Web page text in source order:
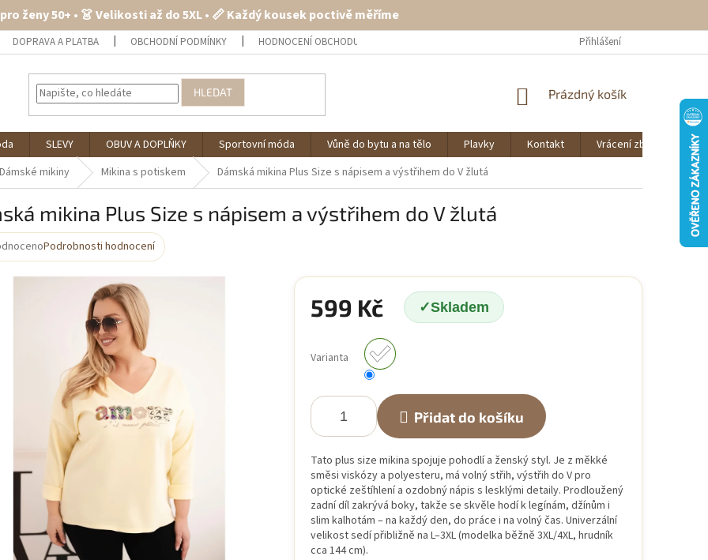
ženy 50+ • 👗 Velikosti až do 5XL • 📏 Každý kousek poctivě měříme
DOPRAVA A PLATBA OBCHODNÍ PODMÍNKY HODNOCENÍ OBCHODU Přihlášení
HLEDAT
NÁKUPNÍ
Prázdný košík
SLEVY OBUV A DOPLŇKY Sportovní móda Vůně do bytu a na tělo Plavky Kontakt Vrácení zboží
O
Dámské mikiny Mikina s potiskem Dámská mikina Plus Size s nápisem a výstřihem do V žlutá
mikina Plus Size s nápisem a výstřihem do V žlutá
Podrobnosti hodnocení
599 Kč Skladem
cena:
Varianta
Přidat do košíku
Tato plus size mikina spojuje pohodlí a ženský styl. Je z měkké
směsi viskózy a polyesteru, má volný střih, výstřih do V pro
optické zeštíhlení a ozdobný nápis s lesklými detaily. Prodloužený
zadní díl zakrývá boky, takže se skvěle hodí k legínám, džínům i
slim kalhotám – na každý den, do práce i na volný čas. Univerzální
velikost sedí přibližně na L–3XL (modelka běžně 3XL/4XL, hrudník
cca 144 cm).